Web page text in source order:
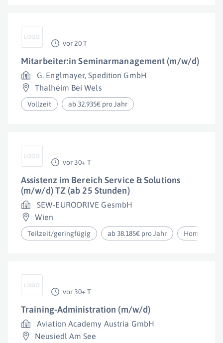
vor 20 T
Mitarbeiter:in Seminarmanagement (m/w/d)
G. Englmayer, Spedition GmbH
Thalheim Bei Wels
Vollzeit ab 32.935€ pro Jahr
vor 30+ T
Assistenz im Bereich Service & Solutions
(m/w/d) TZ (ab 25 Stunden)
SEW-EURODRIVE GesmbH
Wien
Teilzeit/geringfügig ab 38.185€ pro Jahr Homeoffice
vor 30+ T
Training-Administration (m/w/d)
Aviation Academy Austria GmbH
Neusiedl Am See